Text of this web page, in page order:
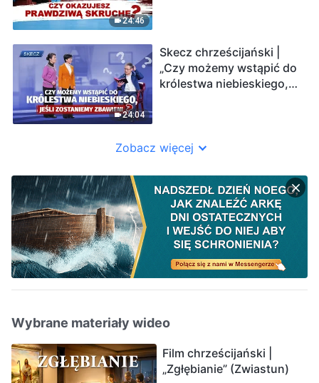
24:46
24:04
Skecz chrześcijański |
„Czy możemy wstąpić do
królestwa niebieskiego,
Zobacz więcej
Wybrane materiały wideo
Film chrześcijański |
„Zgłębianie” (Zwiastun)